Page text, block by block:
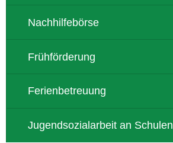
Nachhilfebörse
Frühförderung
Ferienbetreuung
Jugendsozialarbeit an Schulen